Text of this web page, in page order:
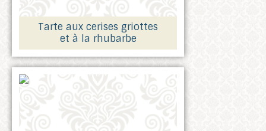
Tarte aux cerises griottes
et à la rhubarbe